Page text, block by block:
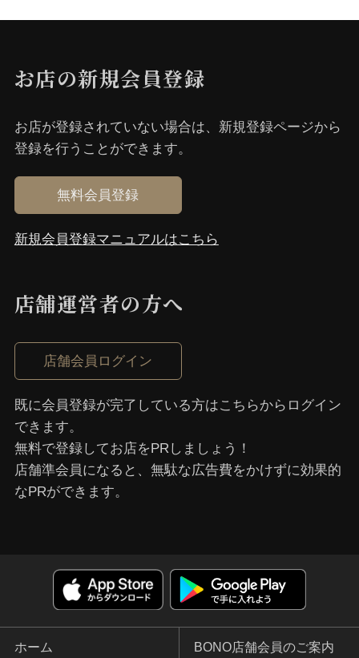
お店の新規会員登録
お店が登録されていない場合は、新規登録ページから
登録を⾏うことができます。
無料会員登録
新規会員登録マニュアルはこちら
店舗運営者の⽅へ
店舗会員ログイン
既に会員登録が完了している⽅はこちらからログイン
できます。
無料で登録してお店をPRしましょう！
店舗準会員になると、無駄な広告費をかけずに効果的
なPRができます。
ホーム BONO店舗会員のご案内